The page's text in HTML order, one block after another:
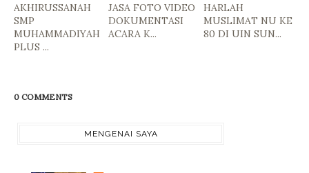
AKHIRUSSANAH
SMP
MUHAMMADIYAH
PLUS ...
JASA FOTO VIDEO
DOKUMENTASI
ACARA K...
HARLAH
MUSLIMAT NU KE
80 DI UIN SUN...
0 COMMENTS
MENGENAI SAYA